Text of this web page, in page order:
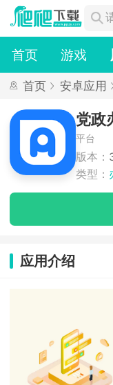
首页 游戏
首页 安卓应用
党政
平台
版本：
类型：
应用介绍